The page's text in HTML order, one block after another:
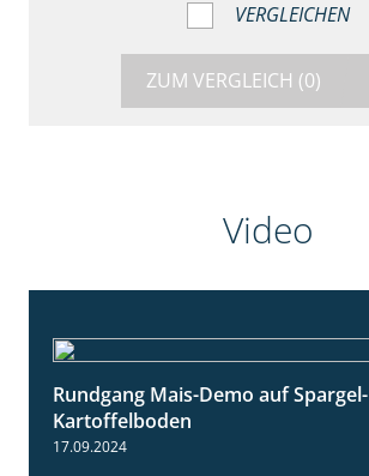
VERGLEICHEN
ZUM VERGLEICH (0)
Video
Rundgang Mais-Demo auf Spargel-
Kartoffelboden
17.09.2024